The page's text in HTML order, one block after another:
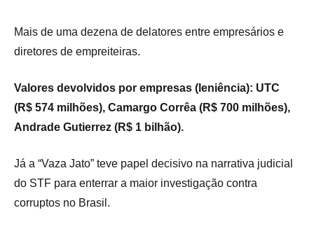
Mais de uma dezena de delatores entre empresários e
diretores de empreiteiras.
Valores devolvidos por empresas (leniência): UTC
(R$ 574 milhões), Camargo Corrêa (R$ 700 milhões),
Andrade Gutierrez (R$ 1 bilhão).
Já a “Vaza Jato” teve papel decisivo na narrativa judicial
do STF para enterrar a maior investigação contra
corruptos no Brasil.